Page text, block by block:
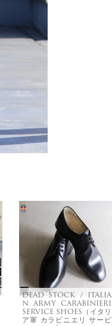
DEAD STOCK / ITALIA
N ARMY CARABINIERI
SERVICE SHOES（イタリ
ア軍 カラビニエリ サービ